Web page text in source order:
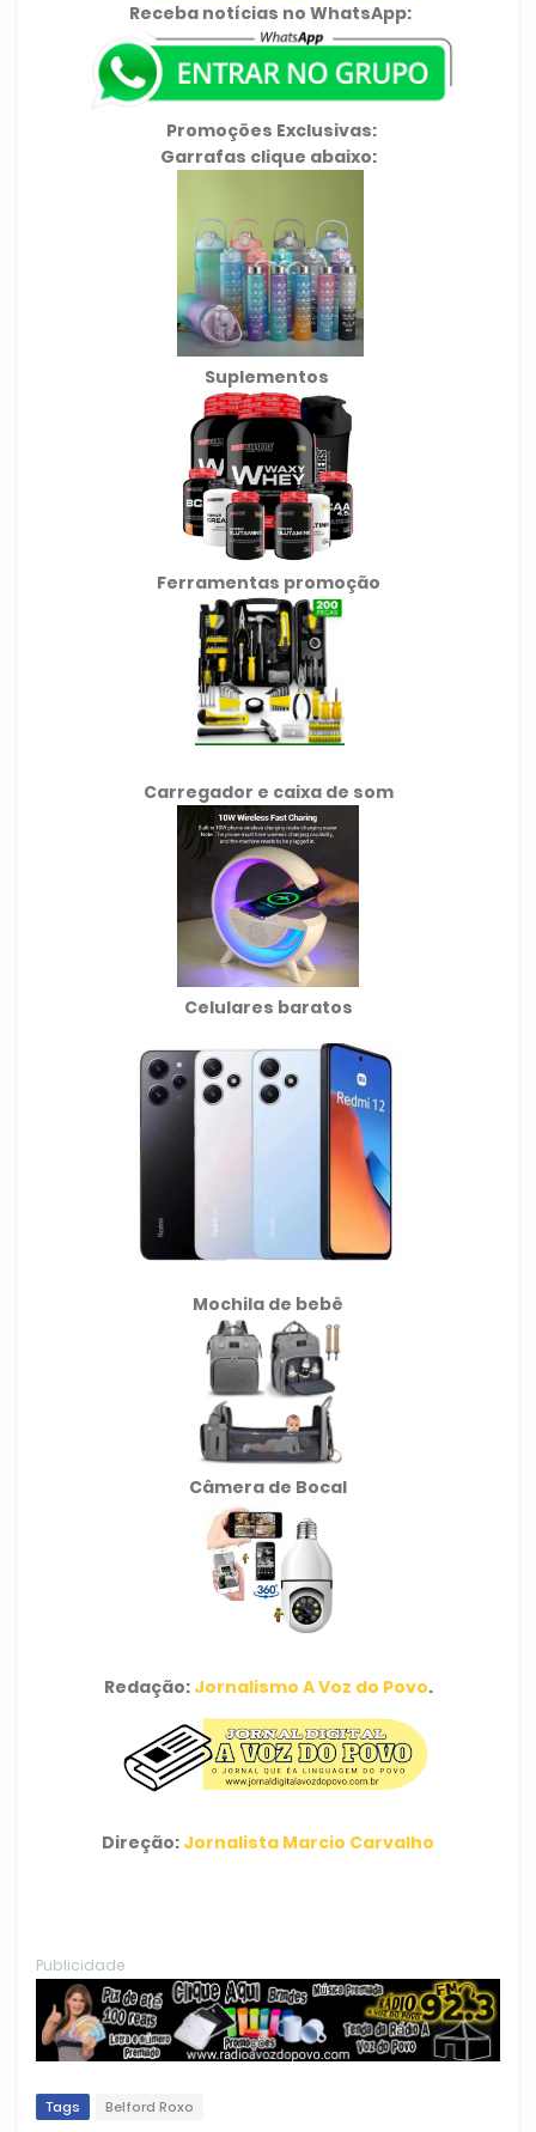
Receba notícias no WhatsApp:
Promoções Exclusivas:
Garrafas clique abaixo:
Suplementos
Ferramentas promoção
Carregador e caixa de som
Celulares baratos
Mochila de bebê
Câmera de Bocal
Redação: Jornalismo A Voz do Povo.
Direção: Jornalista Marcio Carvalho
Publicidade
Tags Belford Roxo